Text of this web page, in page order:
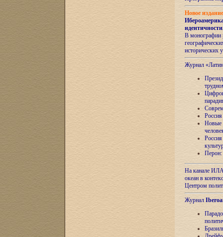
Новое
идентичности
В монографии
исторических
Журнал
Новые
Перон:
На канале
океан в
Центром
Журнал